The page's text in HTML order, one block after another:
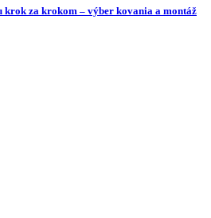
krok za krokom – výber kovania a montáž